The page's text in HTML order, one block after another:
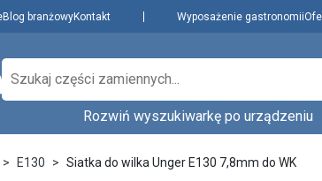
Blog branżowyKontakt Wyposażenie gastronomii
Producenci
Najpopularniejsi
Dowiedz się
Aktualności i porady
Rozwiń wyszukiwarkę po urządzeniu
E130 Siatka do wilka Unger E130 7,8mm do WK